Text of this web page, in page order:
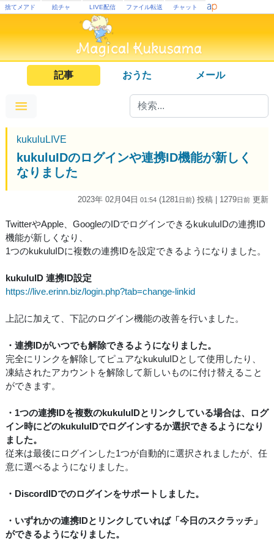
捨てメアド 絵チャ LIVE配信 ファイル転送 チャット
記事 おうた メール
kukuluLIVE
kukuluIDのログインや連携ID機能が新しく
なりました
2023年 02月04日 01:54 (1281 日前) 投稿 | 1279日前 更新
TwitterやApple、GoogleのIDでログインできるkukuluIDの連携ID
機能が新しくなり、
1つのkukuluIDに複数の連携IDを設定できるようになりました。
kukuluID 連携ID設定
https://live.erinn.biz/login.php?tab=change-linkid
上記に加えて、下記のログイン機能の改善を行いました。
・連携IDがいつでも解除できるようになりました。
完全にリンクを解除してピュアなkukuluIDとして使用したり、
凍結されたアカウントを解除して新しいものに付け替えること
ができます。
・1つの連携IDを複数のkukuluIDとリンクしている場合は、ログ
イン時にどのkukuluIDでログインするか選択できるようになり
ました。
従来は最後にログインした1つが自動的に選択されましたが、任
意に選べるようになりました。
・DiscordIDでのログインをサポートしました。
・いずれかの連携IDとリンクしていれば「今日のスクラッチ」
ができるようになりました。